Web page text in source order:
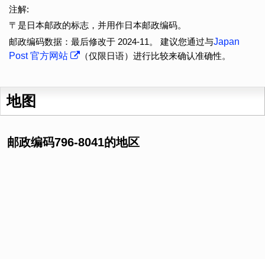
注解:
〒是日本邮政的标志，并用作日本邮政编码。
邮政编码数据：最后修改于 2024-11。 建议您通过与Japan
Post 官方网站
（仅限日语）进行比较来确认准确性。
地图
邮政编码796-8041的地区